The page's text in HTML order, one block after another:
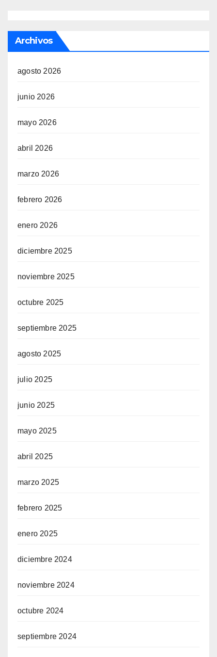
Archivos
agosto 2026
junio 2026
mayo 2026
abril 2026
marzo 2026
febrero 2026
enero 2026
diciembre 2025
noviembre 2025
octubre 2025
septiembre 2025
agosto 2025
julio 2025
junio 2025
mayo 2025
abril 2025
marzo 2025
febrero 2025
enero 2025
diciembre 2024
noviembre 2024
octubre 2024
septiembre 2024